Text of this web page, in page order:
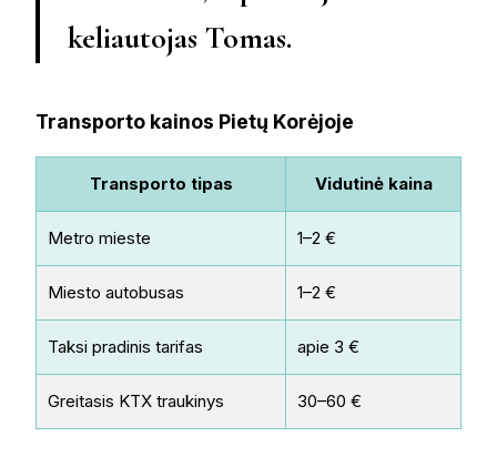
keliautojas Tomas.
Transporto kainos Pietų Korėjoje
Transporto tipas Vidutinė kaina
Metro mieste 1–2 €
Miesto autobusas 1–2 €
Taksi pradinis tarifas apie 3 €
Greitasis KTX traukinys 30–60 €